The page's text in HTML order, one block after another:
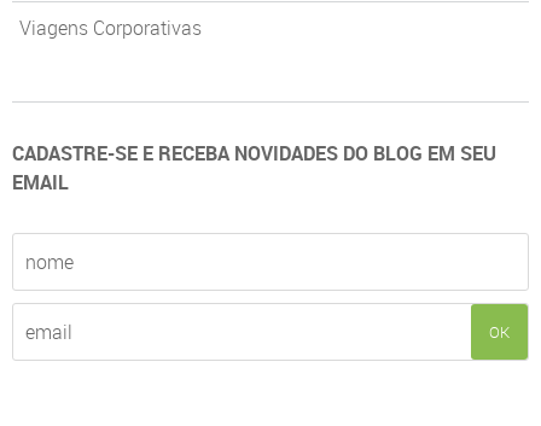
Viagens Corporativas
CADASTRE-SE E RECEBA NOVIDADES DO BLOG EM SEU
EMAIL
OK